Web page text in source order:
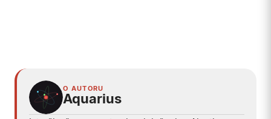
vanzemaljka nije zaustavila program Apollo.
Zaustavila ga je računovodstvena tabela, u kojoj
su rakete za istraživanje Mjeseca izgubile bitku